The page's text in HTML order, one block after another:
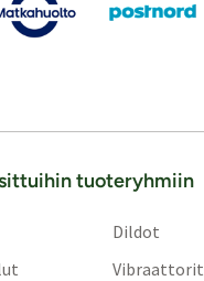
tuoteryhmiin
Dildot
Vibraattorit